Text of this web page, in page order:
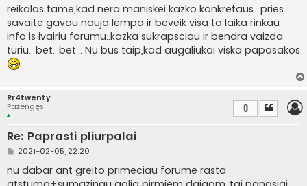
a
n
d
a
r
t
i
n
reikalas tame,kad nera maniskei kazko konkretaus.. pries
savaite gavau nauja lempa ir beveik visa ta laika rinkau
info is ivairiu forumu..kazka sukrapsciau ir bendra vaizda
turiu.. bet...bet... Nu bus taip,kad augaliukai viska papasakos
Rr4twenty
Pažengęs
Re: Paprasti pliurpalai
0
S
a
n
2021-02-05, 22:20
nu dabar ant greito primeciau forume rasta